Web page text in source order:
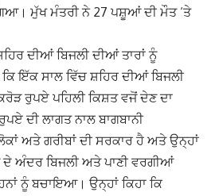
ਮੁੱਖ ਮੰਤਰੀ ਨੇ 27 ਪਸ਼ੂਆਂ ਦੀ ਮੌਤ ‘ਤੇ
ਦੀਆਂ ਬਿਜਲੀ ਦੀਆਂ ਤਾਰਾਂ ਨੂੰ
ਇੱਕ ਸਾਲ ਵਿੱਚ ਸ਼ਹਿਰ ਦੀਆਂ ਬਿਜਲੀ
ਰੁਪਏ ਪਹਿਲੀ ਕਿਸ਼ਤ ਵਜੋਂ ਦੇਣ ਦਾ
ਦੀ ਲਾਗਤ ਨਾਲ ਬਾਗਬਾਨੀ
ਅਤੇ ਗਰੀਬਾਂ ਦੀ ਸਰਕਾਰ ਹੈ ਅਤੇ ਉਨ੍ਹਾਂ
ਅੰਦਰ ਬਿਜਲੀ ਅਤੇ ਪਾਣੀ ਵਰਗੀਆਂ
ਨੂੰ ਬਚਾਇਆ। ਉਨ੍ਹਾਂ ਕਿਹਾ ਕਿ